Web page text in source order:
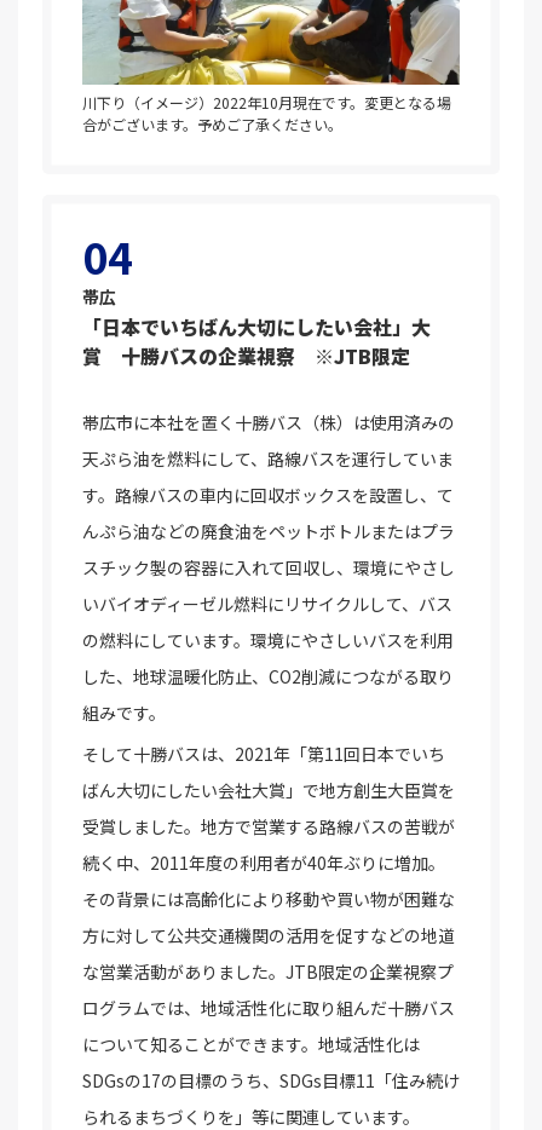
川下り（イメージ）2022年10月現在です。変更となる場
合がございます。予めご了承ください。
04
帯広
「日本でいちばん大切にしたい会社」大
賞 十勝バスの企業視察 ※JTB限定
帯広市に本社を置く十勝バス（株）は使用済みの
天ぷら油を燃料にして、路線バスを運行していま
す。路線バスの車内に回収ボックスを設置し、て
んぷら油などの廃食油をペットボトルまたはプラ
スチック製の容器に入れて回収し、環境にやさし
いバイオディーゼル燃料にリサイクルして、バス
の燃料にしています。環境にやさしいバスを利用
した、地球温暖化防止、CO2削減につながる取り
組みです。
そして十勝バスは、2021年「第11回日本でいち
ばん大切にしたい会社大賞」で地方創生大臣賞を
受賞しました。地方で営業する路線バスの苦戦が
続く中、2011年度の利用者が40年ぶりに増加。
その背景には高齢化により移動や買い物が困難な
方に対して公共交通機関の活用を促すなどの地道
な営業活動がありました。JTB限定の企業視察プ
ログラムでは、地域活性化に取り組んだ十勝バス
について知ることができます。地域活性化は
SDGsの17の目標のうち、SDGs目標11「住み続け
られるまちづくりを」等に関連しています。